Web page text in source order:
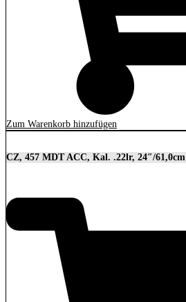
Zum Warenkorb hinzufügen
CZ, 457 MDT ACC, Kal. .22lr, 24″/61,0cm